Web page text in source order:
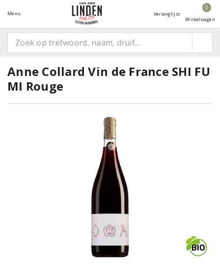
Menu Verlanglijst
0
Winkelwagen
Anne Collard Vin de France SHI FU
MI Rouge